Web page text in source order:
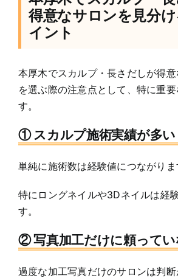
得意なサロンを見分
イント
本厚木でスカルプ・長さだしが得
を選ぶ際の注意点として、特に重
す。
① スカルプ施術実績が多い
単純に施術数は経験値につながりま
特にロングネイルや3Dネイルは経
す。
② 写真加工だけに頼って
過度な加工写真だけのサロンは判